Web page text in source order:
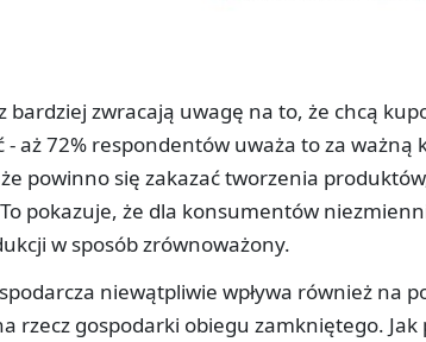
bardziej zwracają uwagę na to, że chcą
- aż 72% respondentów uważa to za ważną
że powinno się zakazać tworzenia
pokazuje, że dla konsumentów
w sposób zrównoważony.
niewątpliwie wpływa również na
rzecz gospodarki obiegu zamkniętego.